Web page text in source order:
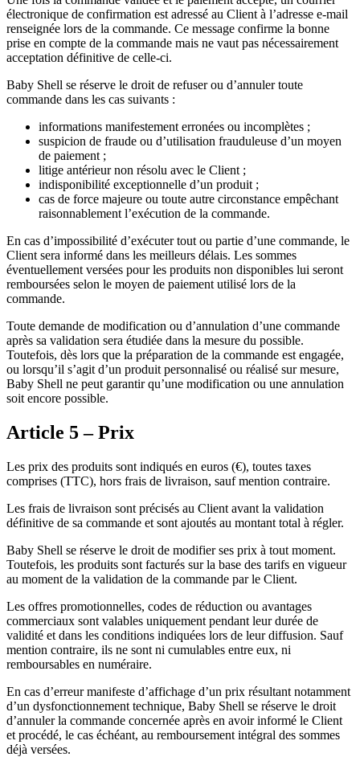
électronique de confirmation est adressé au Client à l’adresse e-mail
renseignée lors de la commande. Ce message confirme la bonne
prise en compte de la commande mais ne vaut pas nécessairement
acceptation définitive de celle-ci.
Baby Shell se réserve le droit de refuser ou d’annuler toute
commande dans les cas suivants :
informations manifestement erronées ou incomplètes ;
suspicion de fraude ou d’utilisation frauduleuse d’un moyen
de paiement ;
litige antérieur non résolu avec le Client ;
indisponibilité exceptionnelle d’un produit ;
cas de force majeure ou toute autre circonstance empêchant
raisonnablement l’exécution de la commande.
En cas d’impossibilité d’exécuter tout ou partie d’une commande, le
Client sera informé dans les meilleurs délais. Les sommes
éventuellement versées pour les produits non disponibles lui seront
remboursées selon le moyen de paiement utilisé lors de la
commande.
Toute demande de modification ou d’annulation d’une commande
après sa validation sera étudiée dans la mesure du possible.
Toutefois, dès lors que la préparation de la commande est engagée,
ou lorsqu’il s’agit d’un produit personnalisé ou réalisé sur mesure,
Baby Shell ne peut garantir qu’une modification ou une annulation
soit encore possible.
Article 5 – Prix
Les prix des produits sont indiqués en euros (€), toutes taxes
comprises (TTC), hors frais de livraison, sauf mention contraire.
Les frais de livraison sont précisés au Client avant la validation
définitive de sa commande et sont ajoutés au montant total à régler.
Baby Shell se réserve le droit de modifier ses prix à tout moment.
Toutefois, les produits sont facturés sur la base des tarifs en vigueur
au moment de la validation de la commande par le Client.
Les offres promotionnelles, codes de réduction ou avantages
commerciaux sont valables uniquement pendant leur durée de
validité et dans les conditions indiquées lors de leur diffusion. Sauf
mention contraire, ils ne sont ni cumulables entre eux, ni
remboursables en numéraire.
En cas d’erreur manifeste d’affichage d’un prix résultant notamment
d’un dysfonctionnement technique, Baby Shell se réserve le droit
d’annuler la commande concernée après en avoir informé le Client
et procédé, le cas échéant, au remboursement intégral des sommes
déjà versées.